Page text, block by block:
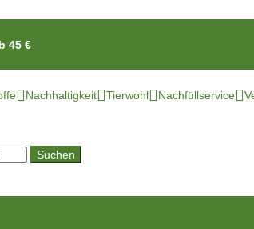
45 €
NachhaltigkeitTierwohlNachfüllservice
Suchen